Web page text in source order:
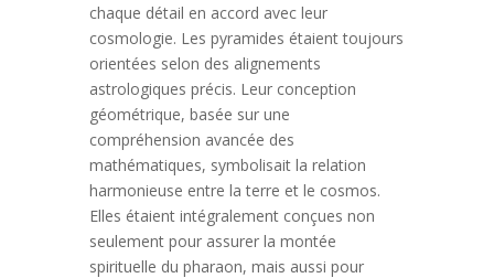
chaque détail en accord avec leur
cosmologie. Les pyramides étaient toujours
orientées selon des alignements
astrologiques précis. Leur conception
géométrique, basée sur une
compréhension avancée des
mathématiques, symbolisait la relation
harmonieuse entre la terre et le cosmos.
Elles étaient intégralement conçues non
seulement pour assurer la montée
spirituelle du pharaon, mais aussi pour